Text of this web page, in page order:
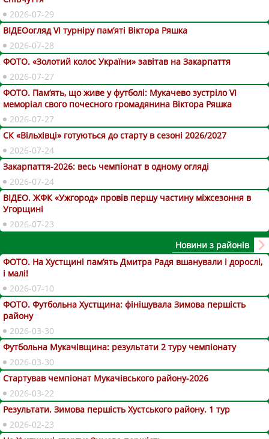
2026-07-29
ВІДЕОогляд VІ турніру пам’яті Віктора Ряшка
2026-07-28
ФОТО. «Золотий колос України» завітав на Закарпаття
2026-07-27
ФОТО. Пам’ять, що живе у футболі: Мукачево зустріло VI
меморіал свого почесного громадянина Віктора Ряшка
2026-07-27
СК «Вільхівці» готуються до старту в сезоні 2026/2027
2026-07-24
Закарпаття-2026: весь чемпіонат в одному огляді
2026-07-24
ВІДЕО. ЖФК «Ужгород» провів першу частину міжсезоння в
Угорщині
2026-07-23
Новини з районів
ФОТО. На Хустщині пам’ять Дмитра Радя вшанували і дорослі,
і малі!
2026-07-10
ФОТО. Футбольна Хустщина: фінішувала Зимова першість
району
2026-03-30
Футбольна Мукачівщина: результати 2 туру чемпіонату
2026-03-30
Стартував чемпіонат Мукачівського району-2026
2026-03-22
Результати. Зимова першість Хустського району. 1 тур
2026-02-23